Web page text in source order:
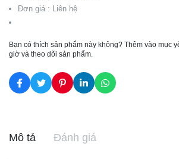
Đơn giá : Liên hệ
Bạn có thích sản phẩm này không? Thêm vào mục
giờ và theo dõi sản phẩm.
Mô tả Đánh giá